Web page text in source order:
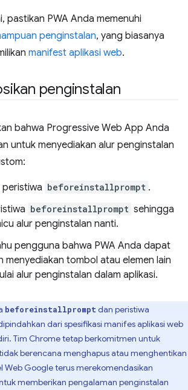
pastikan PWA Anda memenuhi
penginstalan, yang biasanya
manifest aplikasi web.
penginstalan
bahwa Progressive Web App Anda
untuk menyediakan alur penginstalan
beforeinstallprompt .
beforeinstallprompt sehingga
alur penginstalan nanti.
pengguna bahwa PWA Anda dapat
menyediakan tombol atau elemen lain
alur penginstalan dalam aplikasi.
beforeinstallprompt dan peristiwa
dari spesifikasi manifes aplikasi web
Tim Chrome tetap berkomitmen untuk
berencana menghapus atau menghentikan
Web Google terus merekomendasikan
memberikan pengalaman penginstalan